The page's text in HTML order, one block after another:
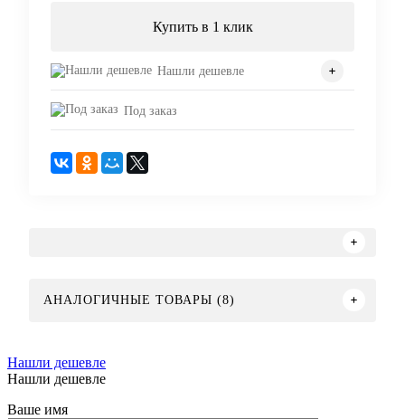
Купить в 1 клик
Нашли дешевле
Под заказ
АНАЛОГИЧНЫЕ ТОВАРЫ (8)
Нашли дешевле
Нашли дешевле
Ваше имя